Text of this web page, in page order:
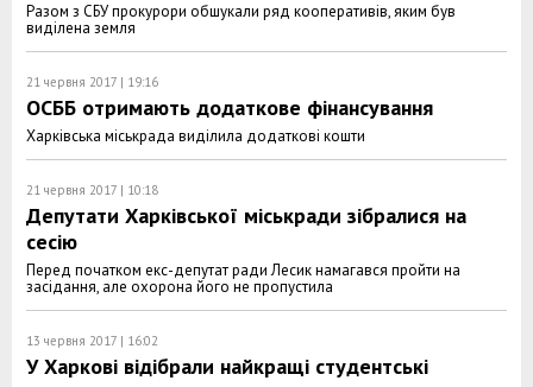
Разом з СБУ прокурори обшукали ряд кооперативів, яким був
виділена земля
21 червня 2017 | 19:16
ОСББ отримають додаткове фінансування
Харківська міськрада виділила додаткові кошти
21 червня 2017 | 10:18
Депутати Харківської міськради зібралися на
сесію
Перед початком екс-депутат ради Лесик намагався пройти на
засідання, але охорона його не пропустила
13 червня 2017 | 16:02
У Харкові відібрали найкращі студентські